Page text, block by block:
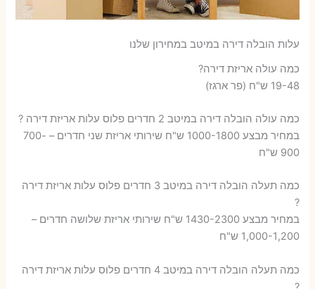
עלות הובלה דירה במיטב במחירון שלנו
כמה עולה אריזת דירה​?
19-48 ש"ח (פר ארגז)
כמה עולה הובלה דירה במיטב 2 חדרים פלוס עלות אריזת דירה ?
במחיר מבצע 1000-1800 ש"ח שירותי אריזת שני חדרים – 700-
900 ש"ח
כמה תעלה הובלה דירה במיטב 3 חדרים פלוס עלות אריזת דירה
?
במחיר מבצע 1430-2300 ש"ח שירותי אריזת שלושה חדרים –
1,000-1,200 ש"ח
כמה תעלה הובלה דירה במיטב 4 חדרים פלוס עלות אריזת דירה